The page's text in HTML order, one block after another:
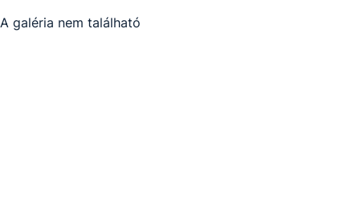
A galéria nem található